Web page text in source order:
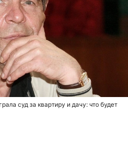
суд за квартиру и дачу: что будет